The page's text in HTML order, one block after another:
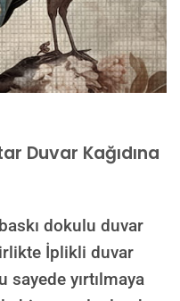
Duvar Kağıdına
dokulu duvar
İplikli duvar
sayede yırtılmaya